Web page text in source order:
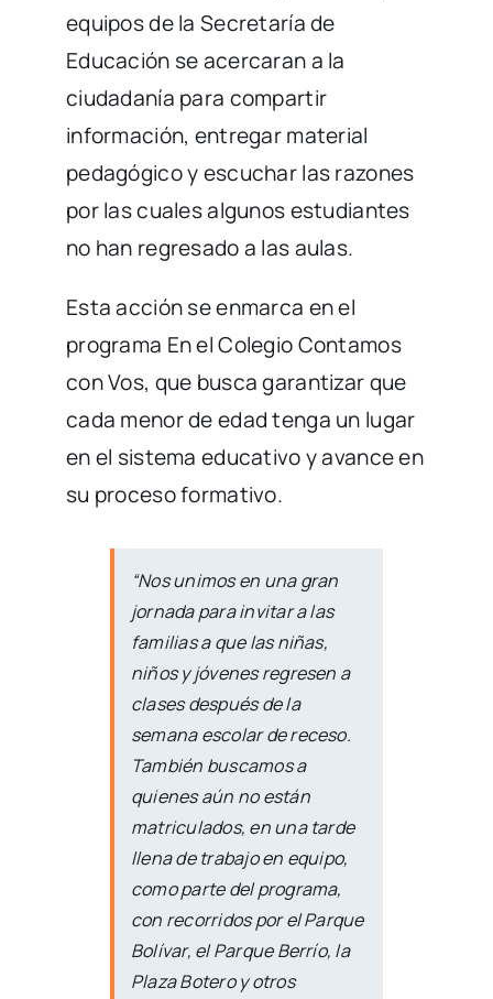
equipos de la Secretaría de
Educación se acercaran a la
ciudadanía para compartir
información, entregar material
pedagógico y escuchar las razones
por las cuales algunos estudiantes
no han regresado a las aulas.
Esta acción se enmarca en el
programa En el Colegio Contamos
con Vos, que busca garantizar que
cada menor de edad tenga un lugar
en el sistema educativo y avance en
su proceso formativo.
“Nos unimos en una gran
jornada para invitar a las
familias a que las niñas,
niños y jóvenes regresen a
clases después de la
semana escolar de receso.
También buscamos a
quienes aún no están
matriculados, en una tarde
llena de trabajo en equipo,
como parte del programa,
con recorridos por el Parque
Bolívar, el Parque Berrío, la
Plaza Botero y otros